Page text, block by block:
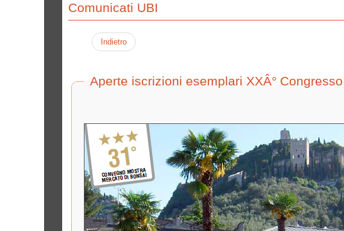
Comunicati UBI
Indietro
Aperte iscrizioni esemplari XXÂ°